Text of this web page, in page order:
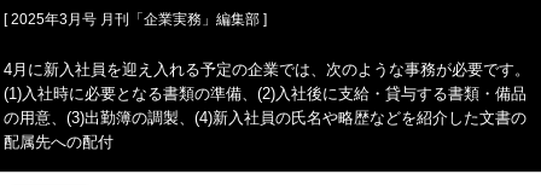
[ 2025年3月号 月刊「企業実務」編集部 ]
4月に新入社員を迎え入れる予定の企業では、次のような事務が必要です。
(1)入社時に必要となる書類の準備、(2)入社後に支給・貸与する書類・備品
の用意、(3)出勤簿の調製、(4)新入社員の氏名や略歴などを紹介した文書の
配属先への配付